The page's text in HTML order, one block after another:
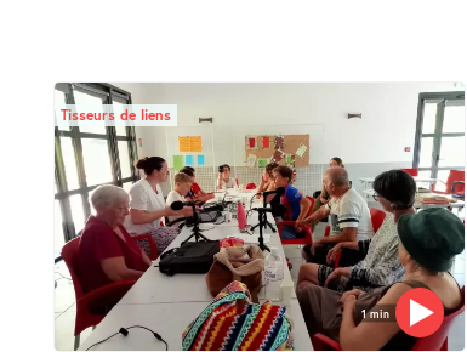
1 min
Tisseurs de liens